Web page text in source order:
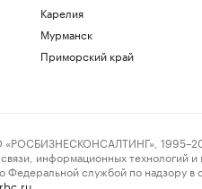
Карелия
Мурманск
Приморский край
1995–2026.
информационных технологий
Федеральной службой по надзору